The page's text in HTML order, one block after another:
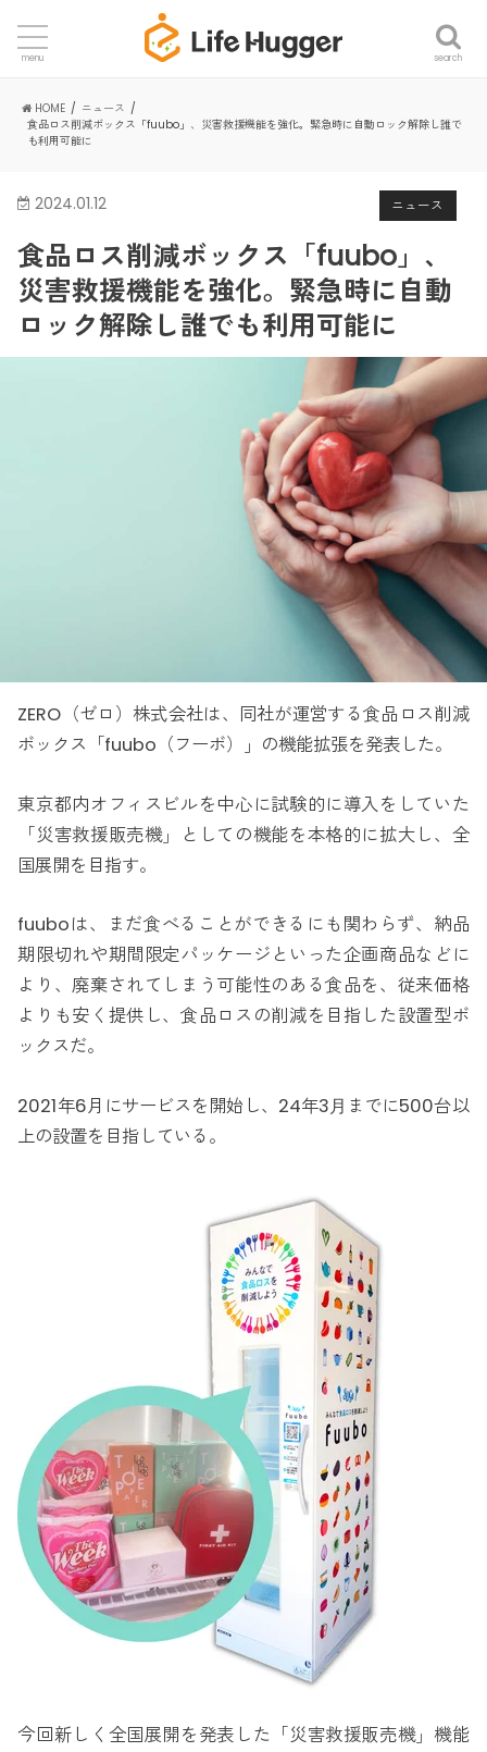
search
menu
HOME
ニュース
食品ロス削減ボックス「fuubo」、災害救援機能を強化。緊急時に自動ロック解除し誰で
も利用可能に
ニュース
2024.01.12
食品ロス削減ボックス「fuubo」、
災害救援機能を強化。緊急時に自動
ロック解除し誰でも利用可能に
ZERO（ゼロ）株式会社は、同社が運営する食品ロス削減
ボックス「fuubo（フーボ）」の機能拡張を発表した。
東京都内オフィスビルを中心に試験的に導入をしていた
「災害救援販売機」としての機能を本格的に拡大し、全
国展開を目指す。
fuuboは、まだ食べることができるにも関わらず、納品
期限切れや期間限定パッケージといった企画商品などに
より、廃棄されてしまう可能性のある食品を、従来価格
よりも安く提供し、食品ロスの削減を目指した設置型ボ
ックスだ。
2021年6月にサービスを開始し、24年3⽉までに500台以
上の設置を目指している。
今回新しく全国展開を発表した「災害救援販売機」機能